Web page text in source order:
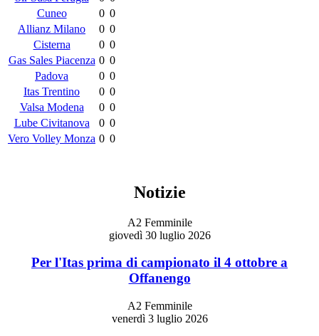
Cuneo
0 0
Allianz Milano
0 0
Cisterna
0 0
Gas Sales Piacenza 0 0
Padova
0 0
Itas Trentino
0 0
Valsa Modena
0 0
Lube Civitanova
0 0
Vero Volley Monza 0 0
Notizie
A2 Femminile
giovedì 30 luglio 2026
Per l'Itas prima di campionato il 4 ottobre a
Offanengo
A2 Femminile
venerdì 3 luglio 2026